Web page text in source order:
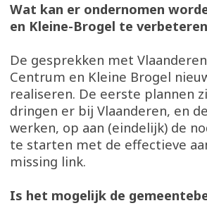
Wat kan er ondernomen
en Kleine-Brogel te
De gesprekken met
Centrum en Kleine Brogel
realiseren. De eerste plannen
dringen er bij Vlaanderen, en
werken, op aan (eindelijk) de
te starten met de effectieve
missing link.
Is het mogelijk de